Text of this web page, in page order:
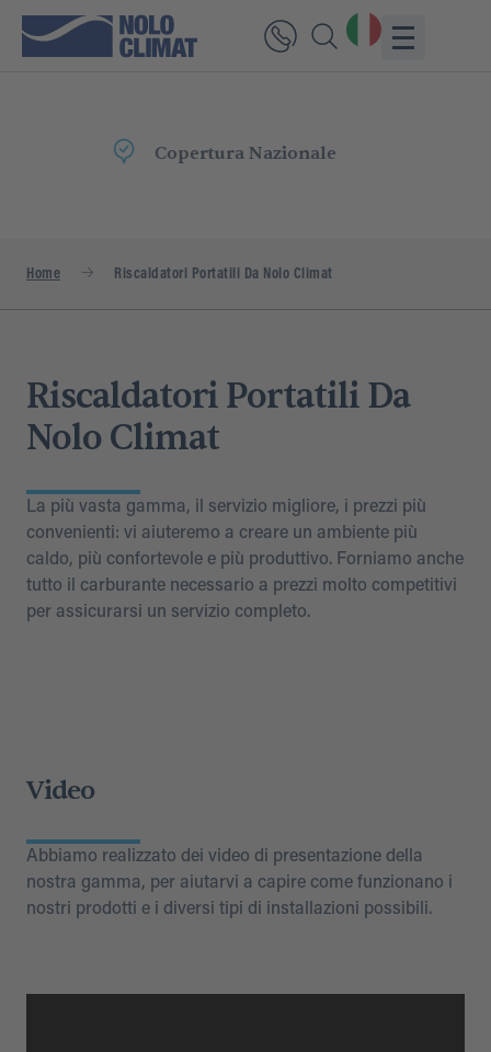
Consegna
Home Riscaldatori Portatili Da Nolo Climat
Riscaldatori Portatili Da
Nolo Climat
La più vasta gamma, il servizio migliore, i prezzi più
convenienti: vi aiuteremo a creare un ambiente più
caldo, più confortevole e più produttivo. Forniamo anche
tutto il carburante necessario a prezzi molto competitivi
per assicurarsi un servizio completo.
Video
Abbiamo realizzato dei video di presentazione della
nostra gamma, per aiutarvi a capire come funzionano i
nostri prodotti e i diversi tipi di installazioni possibili.